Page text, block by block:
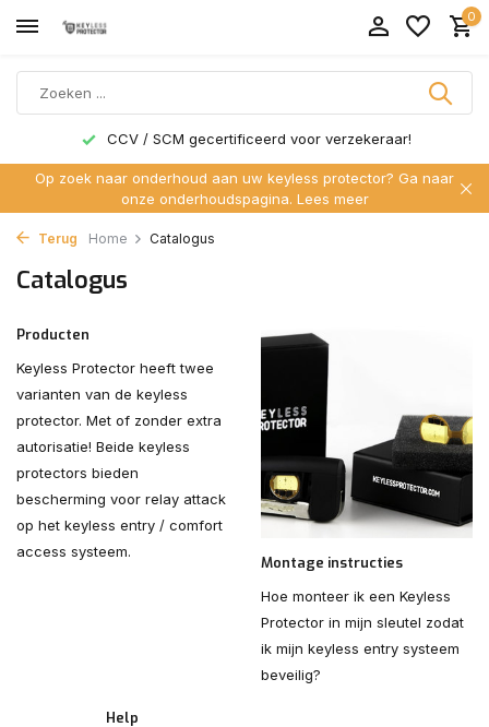
0
CCV / SCM gecertificeerd voor verzekeraar!
Op zoek naar onderhoud aan uw keyless protector? Ga naar
onze onderhoudspagina. Lees meer
Terug Home Catalogus
Catalogus
Producten
Keyless Protector heeft twee
varianten van de keyless
protector. Met of zonder extra
autorisatie! Beide keyless
protectors bieden
bescherming voor relay attack
op het keyless entry / comfort
access systeem.
Montage instructies
Hoe monteer ik een Keyless
Protector in mijn sleutel zodat
ik mijn keyless entry systeem
beveilig?
Help